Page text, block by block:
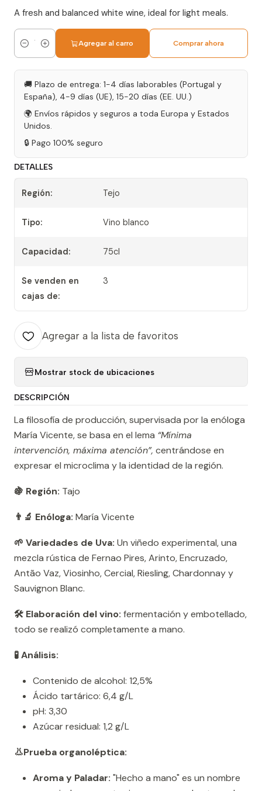
A fresh and balanced white wine, ideal for light meals.
Cantidad
Agregar al carro Comprar ahora
🚚 Plazo de entrega: 1-4 días laborables (Portugal y
España), 4-9 días (UE), 15-20 días (EE. UU.)
🌍 Envíos rápidos y seguros a toda Europa y Estados
Unidos.
🔒 Pago 100% seguro
DETALLES
Región: Tejo
Tipo: Vino blanco
Capacidad: 75cl
Se venden en
cajas de:
3
Agregar a la lista de favoritos
Mostrar stock de ubicaciones
DESCRIPCIÓN
La filosofía de producción, supervisada por la enóloga
María Vicente, se basa en el lema “Mínima
intervención, máxima atención”, centrándose en
expresar el microclima y la identidad de la región.
🍇 Región: Tajo
👨‍🔬 Enóloga: María Vicente
🌱 Variedades de Uva: Un viñedo experimental, una
mezcla rústica de Fernao Pires, Arinto, Encruzado,
Antão Vaz, Viosinho, Cercial, Riesling, Chardonnay y
Sauvignon Blanc.
🛠️ Elaboración del vino: fermentación y embotellado,
todo se realizó completamente a mano.
🧪 Análisis:
Contenido de alcohol: 12,5%
Ácido tartárico: 6,4 g/L
pH: 3,30
Azúcar residual: 1,2 g/L
👃Prueba organoléptica:
Aroma y Paladar: "Hecho a mano" es un nombre